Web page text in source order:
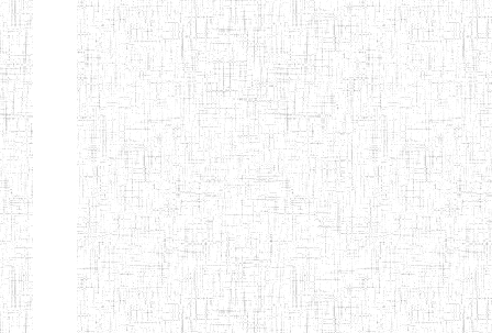
KENCHOLIA
TEACHER'S
TRAINING
COLLEGE
"K.T.T.C NDOP"
15/09/2015 ENIEG
ENIEG PRIVEE
BILINGUE
LAIQUE LES
PERFORMANCES
01/09/2015 ENIEG